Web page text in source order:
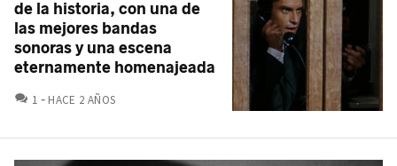
de la historia, con una de
las mejores bandas
sonoras y una escena
eternamente homenajeada
1 COMENTARIOS
HACE 2 AÑOS